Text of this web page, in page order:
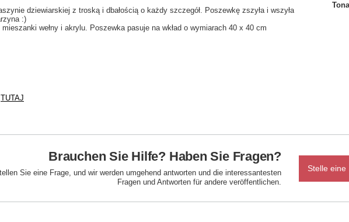
dziewiarskiej z troską i dbałością o każdy szczegół. Poszewkę zszyła i wszyła
:)
wełny i akrylu. Poszewka pasuje na wkład o wymiarach 40 x 40 cm
TUTAJ
Brauchen Sie Hilfe? Haben Sie Fragen?
Sie eine Frage, und wir werden umgehend antworten und die interessantesten
Fragen und Antworten für andere veröffentlichen.
Stelle eine